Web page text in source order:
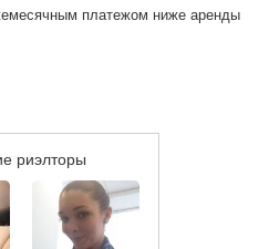
платежом ниже аренды
риэлторы